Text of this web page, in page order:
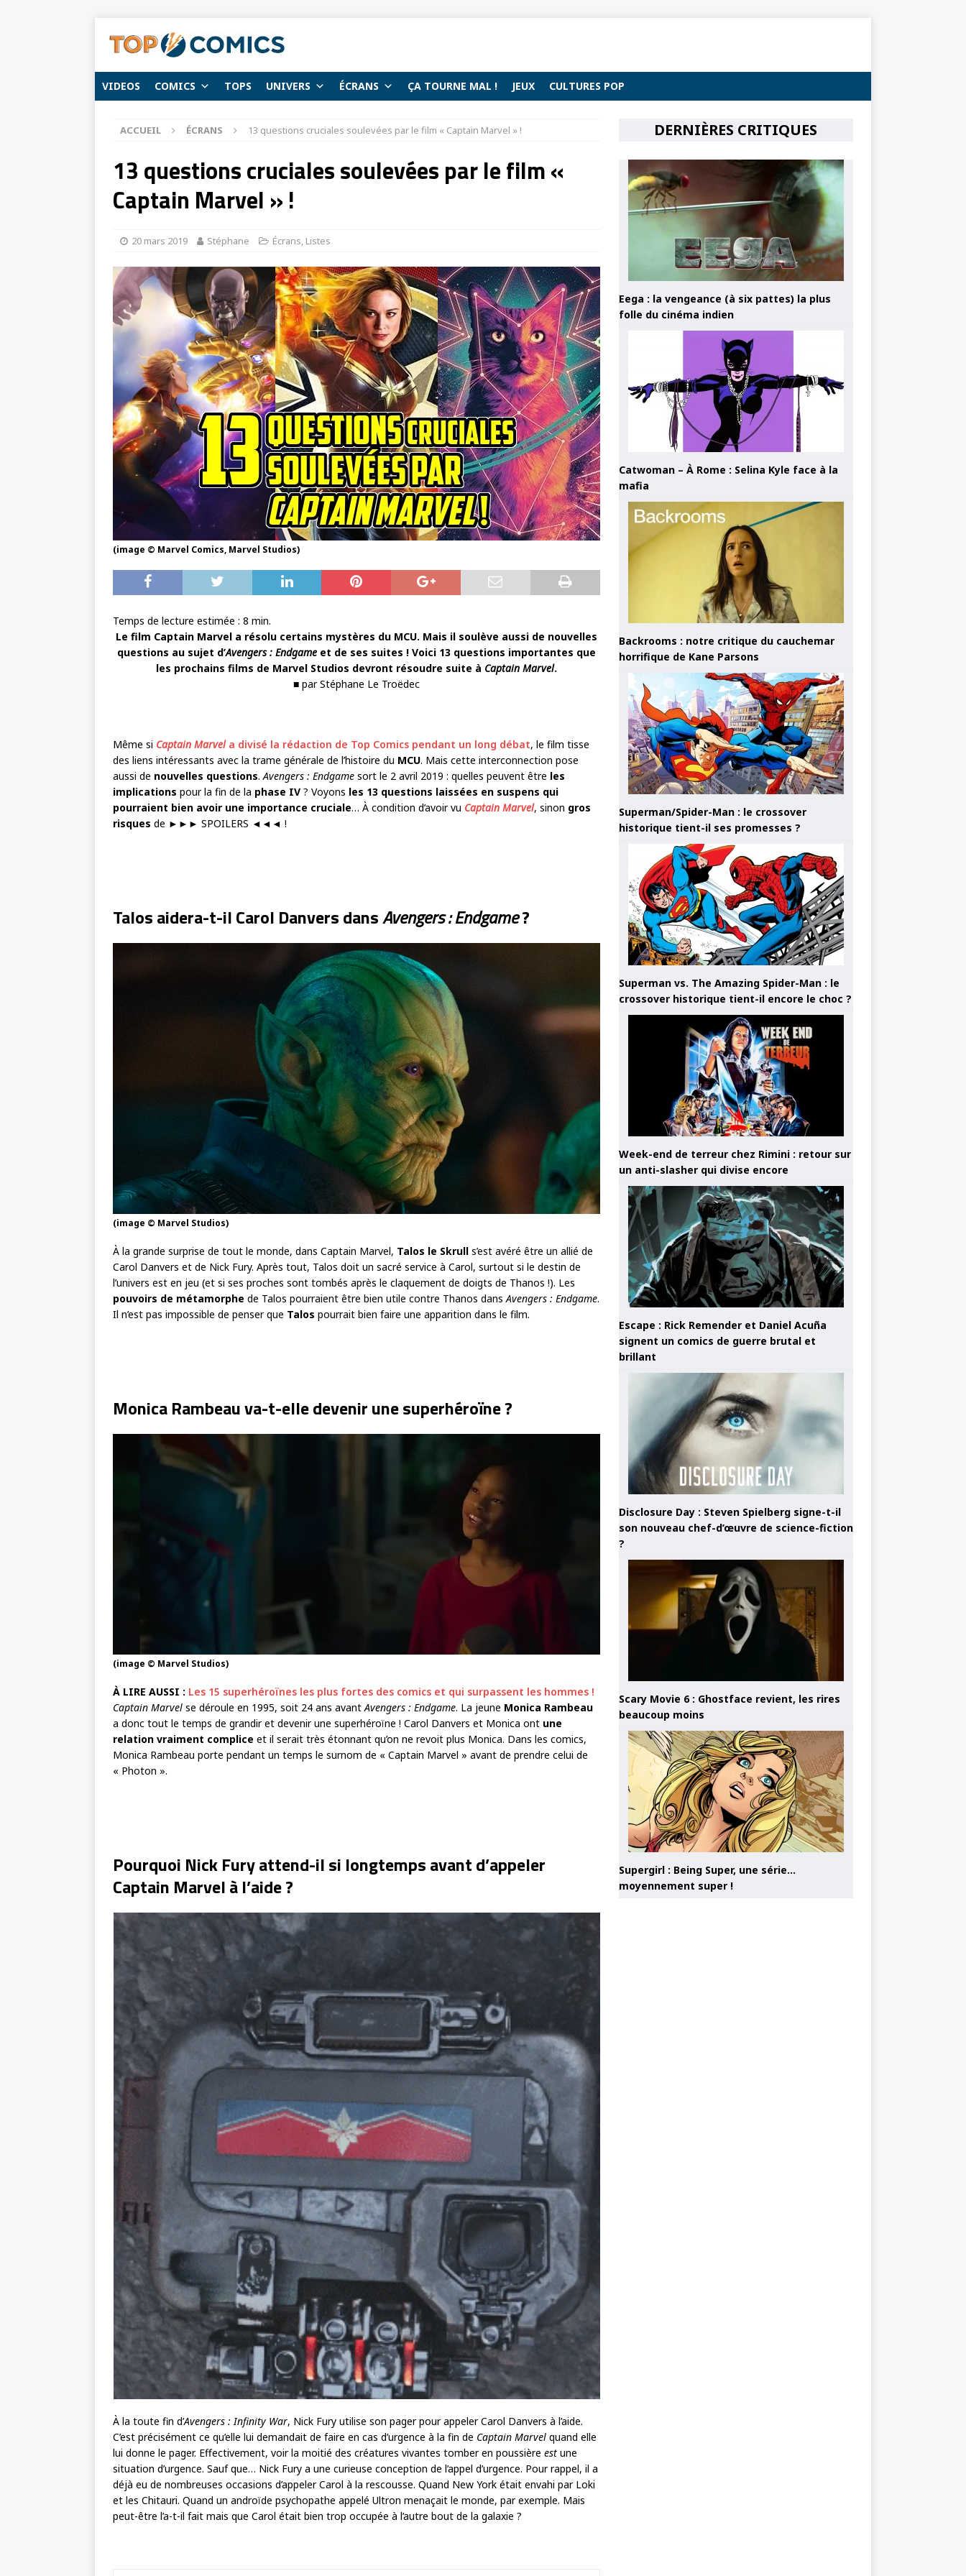
VIDEOS COMICS TOPS UNIVERS ÉCRANS ÇA TOURNE MAL ! JEUX CULTURES POP
ACCUEIL ÉCRANS 13 questions cruciales soulevées par le film « Captain Marvel » !
13 questions cruciales soulevées par le film «
Captain Marvel » !
20 mars 2019 Stéphane Écrans, Listes
(image © Marvel Comics, Marvel Studios)
Temps de lecture estimée : 8 min.
Le film Captain Marvel a résolu certains mystères du MCU. Mais il soulève aussi de nouvelles
questions au sujet d’Avengers : Endgame et de ses suites ! Voici 13 questions importantes que
les prochains films de Marvel Studios devront résoudre suite à Captain Marvel.
■ par Stéphane Le Troëdec
Même si Captain Marvela divisé la rédaction de Top Comics pendant un long débat, le film tisse
des liens intéressants avec la trame générale de l’histoire du MCU. Mais cette interconnection pose
aussi de nouvelles questions.Avengers : Endgame sort le 2 avril 2019 : quelles peuvent être les
implications pour la fin de la phase IV ? Voyons les 13 questions laissées en suspens qui
pourraient bien avoir une importance cruciale… À condition d’avoir vu Captain Marvel, sinon gros
risques de ►►► SPOILERS ◄◄◄ !
Talos aidera-t-il Carol Danvers dansAvengers : Endgame?
(image © Marvel Studios)
À la grande surprise de tout le monde, dans Captain Marvel, Talos le Skrull s’est avéré être un allié de
Carol Danvers et de Nick Fury. Après tout, Talos doit un sacré service à Carol, surtout si le destin de
l’univers est en jeu (et si ses proches sont tombés après le claquement de doigts de Thanos !). Les
pouvoirs de métamorphe de Talos pourraient être bien utile contre Thanos dansAvengers : Endgame.
Il n’est pas impossible de penser que Talos pourrait bien faire une apparition dans le film.
Monica Rambeau va-t-elle devenir une superhéroïne ?
(image © Marvel Studios)
À LIRE AUSSI : Les 15 superhéroïnes les plus fortes des comics et qui surpassent les hommes !
Captain Marvel se déroule en 1995, soit 24 ans avantAvengers : Endgame. La jeune Monica Rambeau
a donc tout le temps de grandir et devenir une superhéroïne ! Carol Danvers et Monica ont une
relation vraiment complice et il serait très étonnant qu’on ne revoit plus Monica. Dans les comics,
Monica Rambeau porte pendant un temps le surnom de « Captain Marvel » avant de prendre celui de
« Photon ».
Pourquoi Nick Fury attend-il si longtemps avant d’appeler
Captain Marvel à l’aide ?
À la toute fin d’Avengers : Infinity War, Nick Fury utilise son pager pour appeler Carol Danvers à l’aide.
C’est précisément ce qu’elle lui demandait de faire en cas d’urgence à la fin de Captain Marvel quand elle
lui donne le pager. Effectivement, voir la moitié des créatures vivantes tomber en poussière est une
situation d’urgence. Sauf que… Nick Fury a une curieuse conception de l’appel d’urgence. Pour rappel, il a
déjà eu de nombreuses occasions d’appeler Carol à la rescousse. Quand New York était envahi par Loki
et les Chitauri. Quand un androïde psychopathe appelé Ultron menaçait le monde, par exemple. Mais
peut-être l’a-t-il fait mais que Carol était bien trop occupée à l’autre bout de la galaxie ?
DERNIÈRES CRITIQUES
Eega : la vengeance (à six pattes) la plus
folle du cinéma indien
Catwoman – À Rome : Selina Kyle face à la
mafia
Backrooms : notre critique du cauchemar
horrifique de Kane Parsons
Superman/Spider-Man : le crossover
historique tient-il ses promesses ?
Superman vs. The Amazing Spider-Man : le
crossover historique tient-il encore le choc ?
Week-end de terreur chez Rimini : retour sur
un anti-slasher qui divise encore
Escape : Rick Remender et Daniel Acuña
signent un comics de guerre brutal et
brillant
Disclosure Day : Steven Spielberg signe-t-il
son nouveau chef-d’œuvre de science-fiction
?
Scary Movie 6 : Ghostface revient, les rires
beaucoup moins
Supergirl : Being Super, une série…
moyennement super !